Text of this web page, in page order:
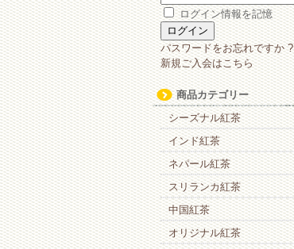
ログイン情報を記憶
パスワードをお忘れですか ?
新規ご入会はこちら
商品カテゴリー
シーズナル紅茶
インド紅茶
ネパール紅茶
スリランカ紅茶
中国紅茶
オリジナル紅茶